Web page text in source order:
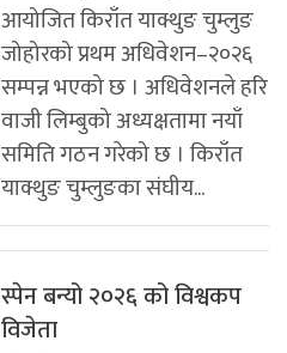
आयोजित किराँत याक्थुङ चुम्लुङ
जोहोरको प्रथम अधिवेशन–२०२६
सम्पन्न भएको छ । अधिवेशनले हरि
वाजी लिम्बुको अध्यक्षतामा नयाँ
समिति गठन गरेको छ । किराँत
याक्थुङ चुम्लुङका संघीय...
स्पेन बन्यो २०२६ को विश्वकप
विजेता